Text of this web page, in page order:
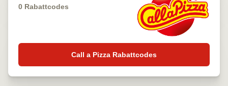
0 Rabattcodes
Call a Pizza Rabattcodes